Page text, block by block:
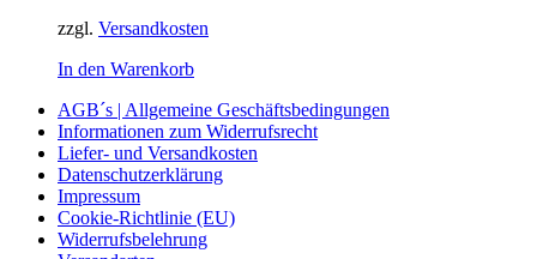
zzgl. Versandkosten
In den Warenkorb
AGB´s | Allgemeine Geschäftsbedingungen
Informationen zum Widerrufsrecht
Liefer- und Versandkosten
Datenschutzerklärung
Impressum
Cookie-Richtlinie (EU)
Widerrufsbelehrung